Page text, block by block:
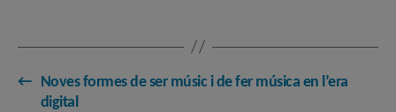
←
Noves formes de ser músic i de fer música en l’era
digital